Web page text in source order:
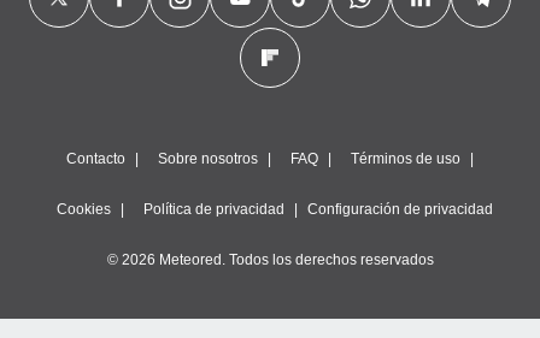
Contacto Sobre nosotros FAQ Términos de uso
Cookies Política de privacidad Configuración de privacidad
© 2026 Meteored. Todos los derechos reservados